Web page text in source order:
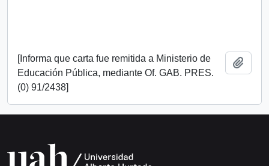
[Informa que carta fue remitida a Ministerio de
Educación Pública, mediante Of. GAB. PRES.
(0) 91/2438]